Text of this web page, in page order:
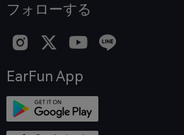
フォローする
EarFun App